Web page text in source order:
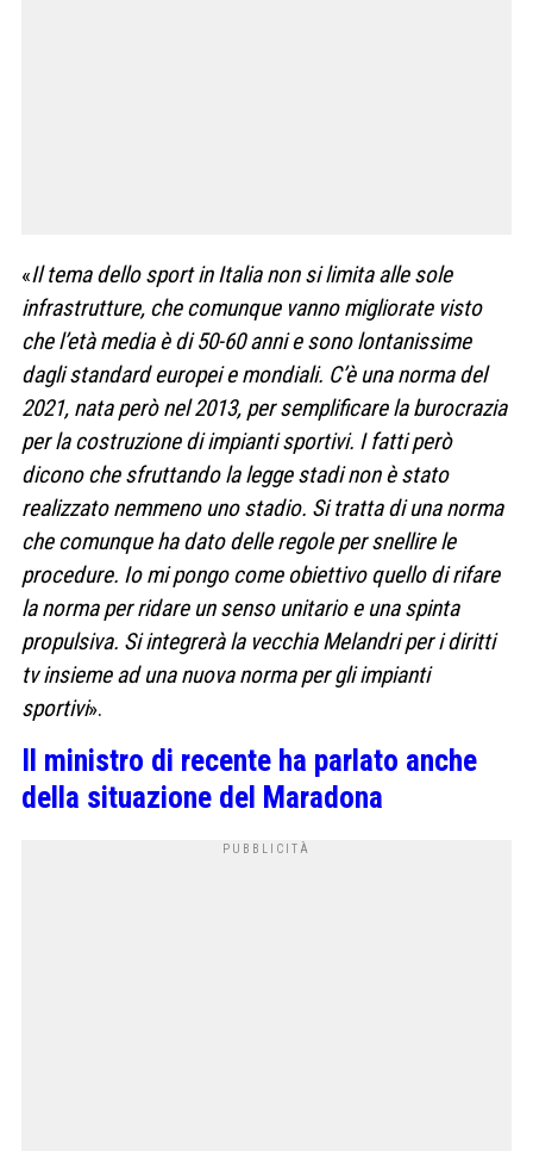
«Il tema dello sport in Italia non si limita alle sole
infrastrutture, che comunque vanno migliorate visto
che l’età media è di 50-60 anni e sono lontanissime
dagli standard europei e mondiali. C’è una norma del
2021, nata però nel 2013, per semplificare la burocrazia
per la costruzione di impianti sportivi. I fatti però
dicono che sfruttando la legge stadi non è stato
realizzato nemmeno uno stadio. Si tratta di una norma
che comunque ha dato delle regole per snellire le
procedure. Io mi pongo come obiettivo quello di rifare
la norma per ridare un senso unitario e una spinta
propulsiva. Si integrerà la vecchia Melandri per i diritti
tv insieme ad una nuova norma per gli impianti
sportivi».
Il ministro di recente ha parlato anche
della situazione del Maradona